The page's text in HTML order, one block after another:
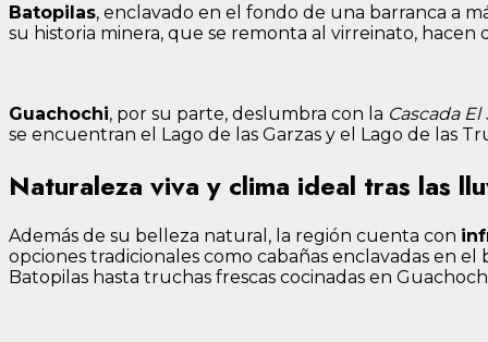
Batopilas, enclavado en el fondo de una barranca a
su historia minera, que se remonta al virreinato,
Guachochi, por su parte, deslumbra con la Cascada El
se encuentran el Lago de las Garzas y el Lago de las
Naturaleza viva y clima ideal tras las
Además de su belleza natural, la región cuenta con
opciones tradicionales como cabañas enclavadas en
Batopilas hasta truchas frescas cocinadas en